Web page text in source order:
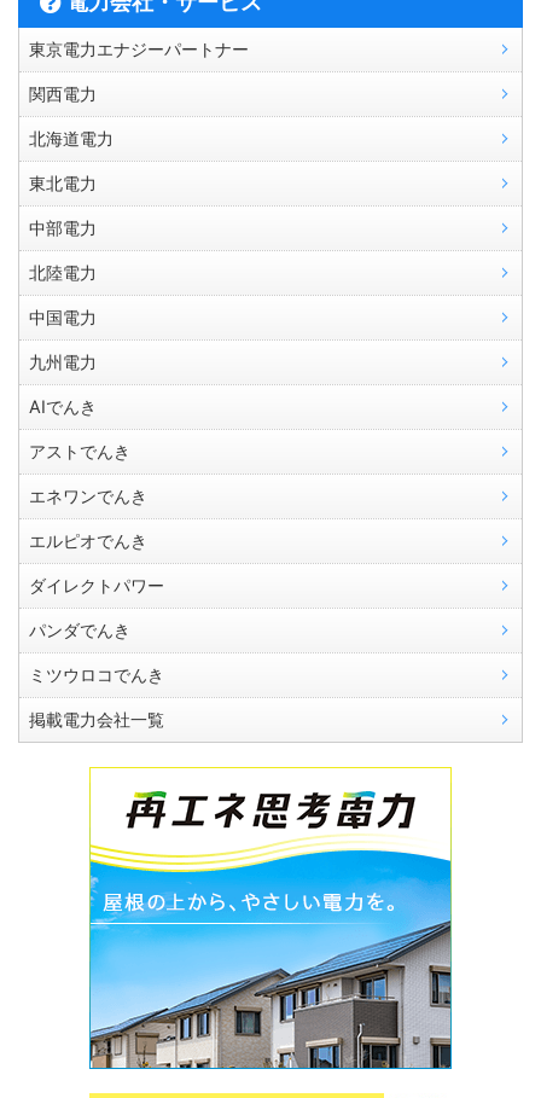
東京電力エナジーパートナー
関西電力
北海道電力
東北電力
中部電力
北陸電力
中国電力
九州電力
AIでんき
アストでんき
エネワンでんき
エルピオでんき
ダイレクトパワー
パンダでんき
ミツウロコでんき
掲載電力会社一覧